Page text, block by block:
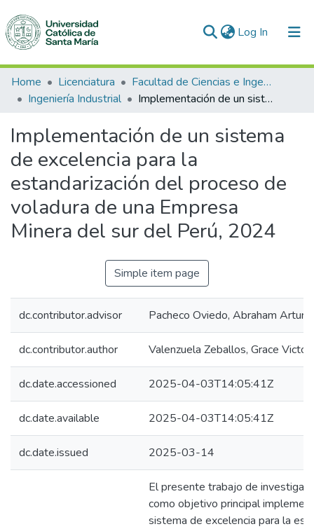
Log In (current)
Communities & Collections
All of DSpace
Statistics
Home Licenciatura
Facultad de Ciencias e Ingenierías Físicas y Formales
Ingeniería Industrial
Implementación de un sistema de excelencia para la estandarización del proceso de voladura de una Empresa Minera del sur del Perú, 2024
Implementación de un sistema
de excelencia para la
estandarización del proceso de
voladura de una Empresa
Minera del sur del Perú, 2024
Simple item page
dc.contributor.advisor Pacheco Oviedo, Abraham Arturo
dc.contributor.author Valenzuela Zeballos, Grace
dc.date.accessioned 2025-04-03T14:05:41Z
dc.date.available 2025-04-03T14:05:41Z
dc.date.issued 2025-03-14
El presente trabajo de
como objetivo principal
sistema de excelencia para la